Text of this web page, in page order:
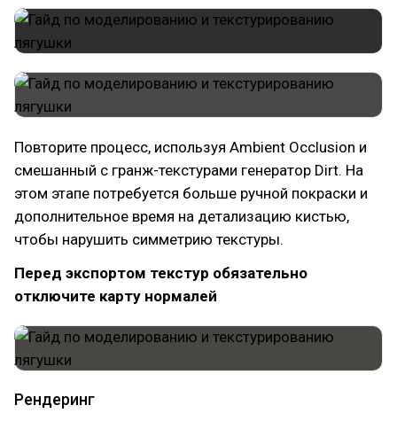
Повторите процесс, используя Ambient Occlusion и
смешанный с гранж-текстурами генератор Dirt. На
этом этапе потребуется больше ручной покраски и
дополнительное время на детализацию кистью,
чтобы нарушить симметрию текстуры.
Перед экспортом текстур обязательно
отключите карту нормалей
Рендеринг